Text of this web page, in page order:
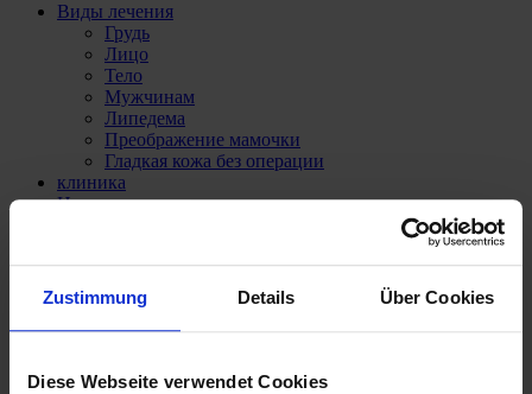
Zustimmung Details Über Cookies
Diese Webseite verwendet Cookies
Виды лечения
Грудь
Лицо
Тело
Мужчинам
Липедема
Преображение мамочки
Гладкая кожа без операции
клиника
Наши врачи
Прив.-доц. д-р мед. Панагиотис Теодору
Наши услуги
Стоимость лечения
Страхование рисков
Финансирование